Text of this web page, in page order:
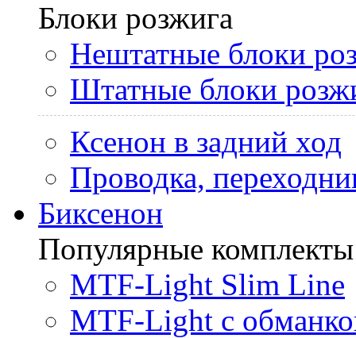
Блоки розжига
Нештатные блоки
Штатные блоки
Ксенон в задний ход
Проводка,
Биксенон
Популярные комплекты
MTF-Light Slim Line
MTF-Light с